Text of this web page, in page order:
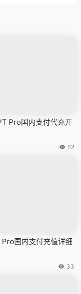
Pro国内支付代充开
52
国内支付充值详细
33